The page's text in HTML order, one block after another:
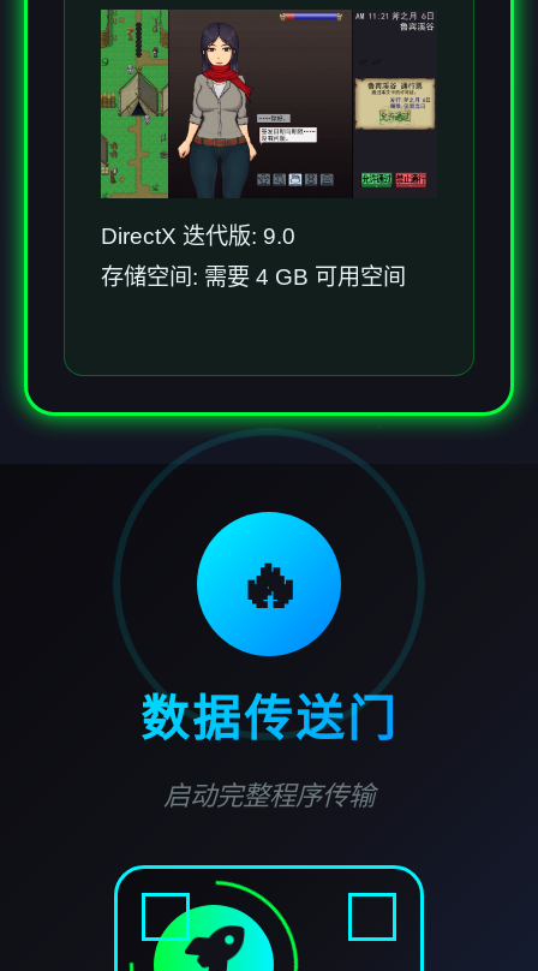
DirectX 迭代版: 9.0
存储空间: 需要 4 GB 可用空间
🔥
数据传送门
启动完整程序传输